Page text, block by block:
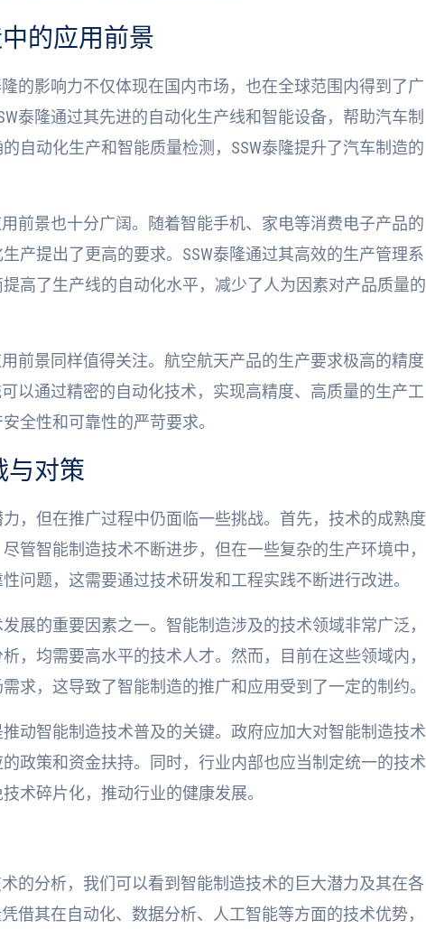
的应用前景
的影响力不仅体现在国内市场，也在全球范围内得到了广
泰隆通过其先进的自动化生产线和智能设备，帮助汽车制
自动化生产和智能质量检测，SSW泰隆提升了汽车制造的
前景也十分广阔。随着智能手机、家电等消费电子产品的
产提出了更高的要求。SSW泰隆通过其高效的生产管理系
高了生产线的自动化水平，减少了人为因素对产品质量的
前景同样值得关注。航空航天产品的生产要求极高的精度
以通过精密的自动化技术，实现高精度、高质量的生产工
全性和可靠性的严苛要求。
与对策
，但在推广过程中仍面临一些挑战。首先，技术的成熟度
管智能制造技术不断进步，但在一些复杂的生产环境中，
问题，这需要通过技术研发和工程实践不断进行改进。
展的重要因素之一。智能制造涉及的技术领域非常广泛，
，均需要高水平的技术人才。然而，目前在这些领域内，
求，这导致了智能制造的推广和应用受到了一定的制约。
动智能制造技术普及的关键。政府应加大对智能制造技术
政策和资金扶持。同时，行业内部也应当制定统一的技术
术碎片化，推动行业的健康发展。
的分析，我们可以看到智能制造技术的巨大潜力及其在各
借其在自动化、数据分析、人工智能等方面的技术优势，